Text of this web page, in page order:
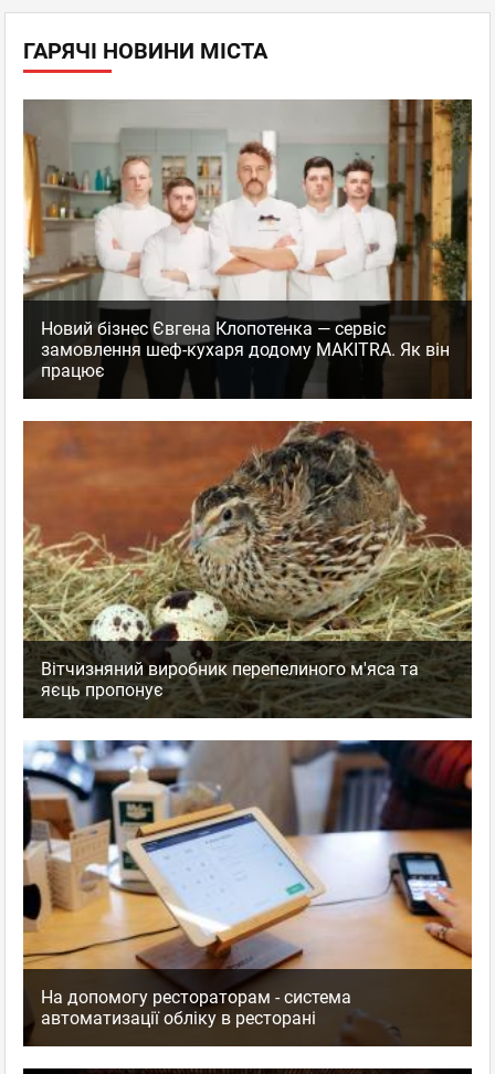
ГАРЯЧІ НОВИНИ МІСТА
Новий бізнес Євгена Клопотенка — сервіс
замовлення шеф-кухаря додому MAKITRA. Як він
працює
Вітчизняний виробник перепелиного м'яса та
яєць пропонує
На допомогу рестораторам - система
автоматизації обліку в ресторані